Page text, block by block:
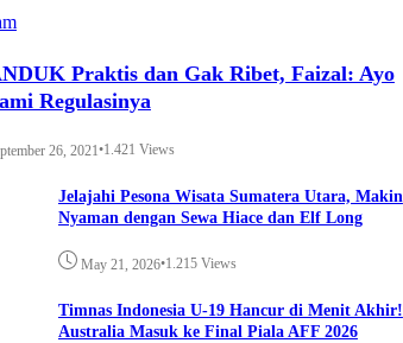
Praktis dan Gak Ribet, Faizal: Ayo
Regulasinya
26, 2021•1.421 Views
Jelajahi Pesona Wisata Sumatera Utara, Makin
Nyaman dengan Sewa Hiace dan Elf Long
May 21, 2026•1.215 Views
Timnas Indonesia U-19 Hancur di Menit Akhir!
Australia Masuk ke Final Piala AFF 2026